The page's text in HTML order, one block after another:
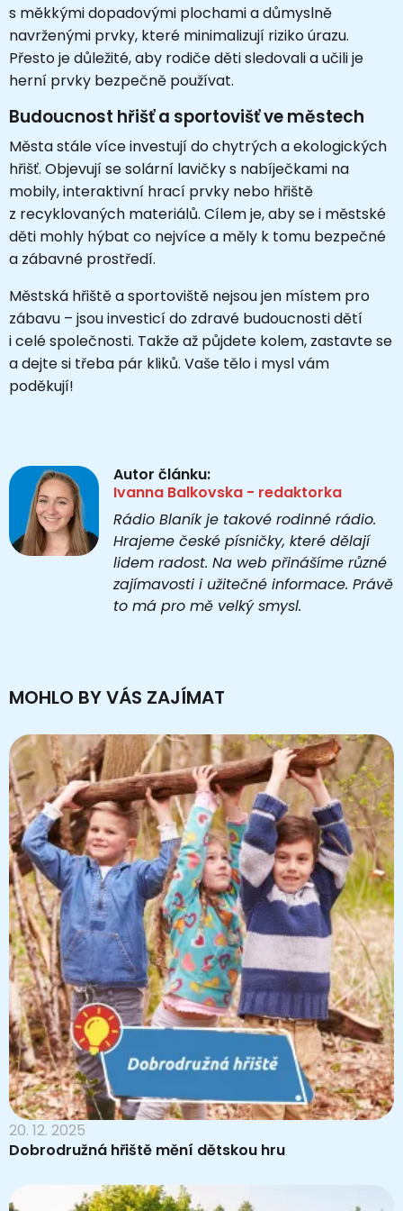
s měkkými dopadovými plochami a důmyslně
navrženými prvky, které minimalizují riziko úrazu.
Přesto je důležité, aby rodiče děti sledovali a učili je
herní prvky bezpečně používat.
Budoucnost hřišť a sportovišť ve městech
Města stále více investují do chytrých a ekologických
hřišť. Objevují se solární lavičky s nabíječkami na
mobily, interaktivní hrací prvky nebo hřiště
z recyklovaných materiálů. Cílem je, aby se i městské
děti mohly hýbat co nejvíce a měly k tomu bezpečné
a zábavné prostředí.
Městská hřiště a sportoviště nejsou jen místem pro
zábavu – jsou investicí do zdravé budoucnosti dětí
i celé společnosti. Takže až půjdete kolem, zastavte se
a dejte si třeba pár kliků. Vaše tělo i mysl vám
poděkují!
Autor článku:
Ivanna Balkovska - redaktorka
Rádio Blaník je takové rodinné rádio.
Hrajeme české písničky, které dělají
lidem radost. Na web přinášíme různé
zajímavosti i užitečné informace. Právě
to má pro mě velký smysl.
MOHLO BY VÁS ZAJÍMAT
20. 12. 2025
Dobrodružná hřiště mění dětskou hru